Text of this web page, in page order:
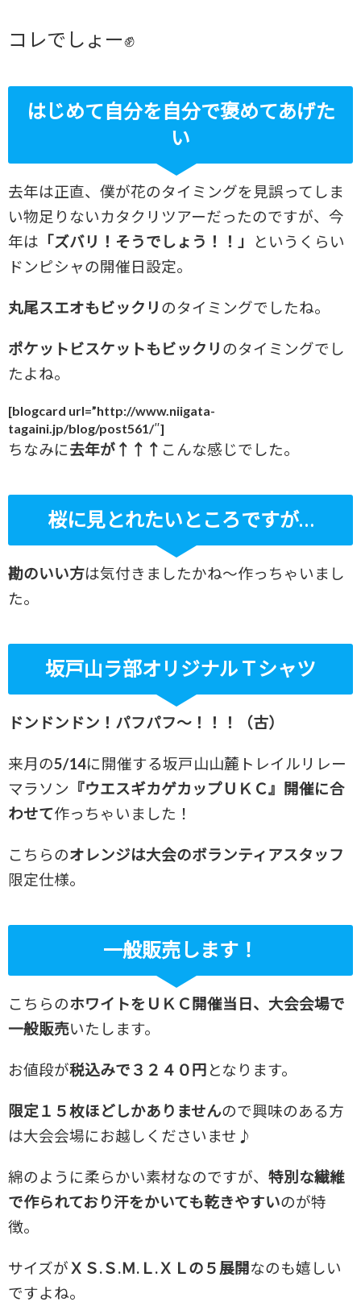
コレでしょー✊
はじめて自分を自分で褒めてあげた
い
去年は正直、僕が花のタイミングを見誤ってしま
い物足りないカタクリツアーだったのですが、今
年は 「ズバリ！そうでしょう！！」
というくらい
ドンピシャの開催日設定。
丸尾スエオもビックリ のタイミングでしたね。
ポケットビスケットもビックリ のタイミングでし
たよね。
[blogcard url=”http://www.niigata-
tagaini.jp/blog/post561/″]
ちなみに去年が↑↑↑ こんな感じでした。
桜に見とれたいところですが…
勘のいい方は気付きましたかね～作っちゃいまし
た。
坂戸山ラ部オリジナルＴシャツ
ドンドンドン！パフパフ～！！！（古）
来月の5/14に開催する坂戸山山麓トレイルリレー
マラソン 『ウエスギカゲカップＵＫＣ』開催に合
わせて作っちゃいました！
こちらのオレンジは大会のボランティアスタッフ
限定仕様。
一般販売します！
こちらのホワイトをＵＫＣ開催当日、大会会場で
一般販売いたします。
お値段が税込みで３２４０円 となります。
限定１５枚ほどしかありませんので興味のある方
は大会会場にお越しくださいませ♪
綿のように柔らかい素材なのですが、 特別な繊維
で作られており汗をかいても乾きやすいのが特
徴。
サイズが ＸＳ.Ｓ.Ｍ.Ｌ.ＸＬの５展開 なのも嬉しい
ですよね。